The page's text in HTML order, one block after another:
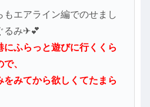
もエアライン編でのせまし
るみ✈💕
にふらっと遊びに行くくら
、
をみてから欲しくてたまら